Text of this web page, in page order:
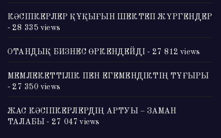
КӘСІПКЕРЛЕР ҚҰҚЫҒЫН ШЕКТЕП ЖҮРГЕНДЕР
- 28 335 views
ОТАНДЫҚ БИЗНЕС ӨРКЕНДЕЙДІ - 27 812 views
МЕМЛЕКЕТТІЛІК ПЕН ЕГЕМЕНДІКТІҢ ТҰҒЫРЫ
- 27 350 views
ЖАС КӘСІПКЕРЛЕРДІҢ АРТУЫ – ЗАМАН
ТАЛАБЫ - 27 047 views